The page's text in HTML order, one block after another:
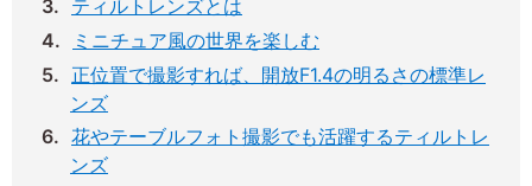
ティルトレンズとは
ミニチュア風の世界を楽しむ
正位置で撮影すれば、開放F1.4の明るさの標準レ
ンズ
花やテーブルフォト撮影でも活躍するティルトレ
ンズ